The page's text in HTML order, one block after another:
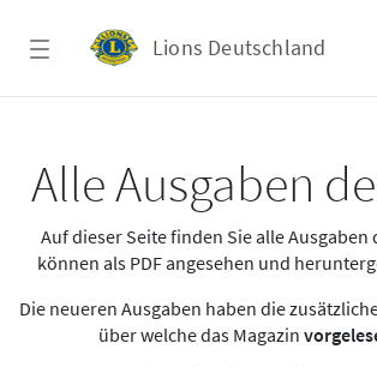
Lions Deutschland
Alle Ausgaben
Auf dieser Seite finden Sie alle Ausgaben
können als PDF angesehen und
Die neueren Ausgaben haben die
über welche das Magazin